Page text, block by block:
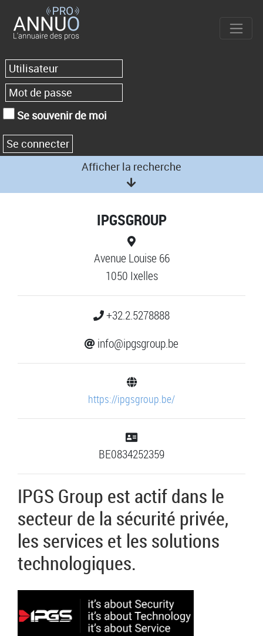
Se souvenir de moi
Afficher la recherche
IPGSGROUP
Avenue Louise 66
1050 Ixelles
+32.2.5278888
info@ipgsgroup.be
https://ipgsgroup.be/
BE0834252359
IPGS Group est actif dans le
secteur de la sécurité privée,
les services et les solutions
technologiques.